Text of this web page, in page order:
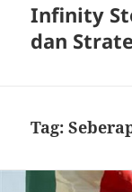
Infinity
dan
Tag: